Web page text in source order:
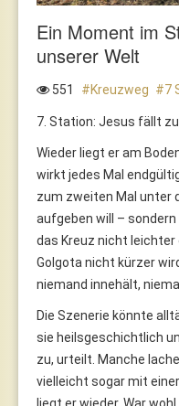
Ein Moment im
unserer Welt
551 Kreuzweg 7
7. Station: Jesus fällt
Wieder liegt er am
wirkt jedes Mal
zum zweiten Mal unter
aufgeben will –
das Kreuz nicht leichter
Golgota nicht kürzer
niemand innehält,
Die Szenerie könnte
sie heilsgeschichtlich
zu, urteilt. Manche
vielleicht sogar mit